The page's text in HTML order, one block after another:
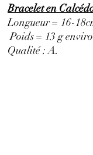
Bracelet en
Longueur = 16-
Poids = 13 g
Qualité : A.